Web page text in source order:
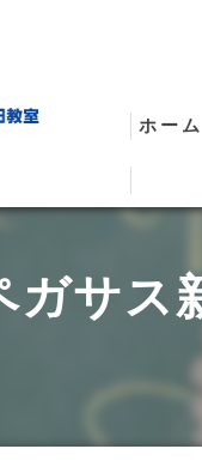
ホーム
ガサ